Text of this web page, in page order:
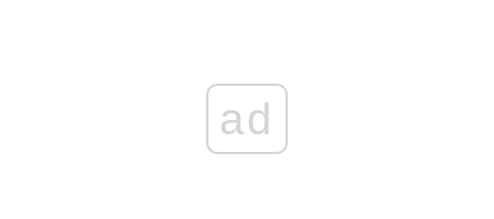
ad